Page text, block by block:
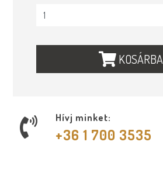
KOSÁRBA
Hívj minket:
+36 1 700 3535